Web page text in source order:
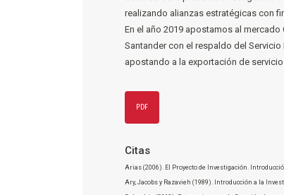
realizando alianzas estratégicas con
En el año 2019 apostamos al
Santander con el respaldo del
apostando a la exportación de
PDF
Citas
Arias (2006). El Proyecto de Investigación.
Ary, Jacobs y Razavieh (1989). Introducción a la